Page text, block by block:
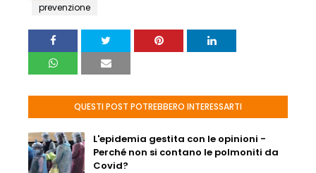
prevenzione
QUESTI POST POTREBBERO INTERESSARTI
L'epidemia gestita con le opinioni -
Perché non si contano le polmoniti da
Covid?